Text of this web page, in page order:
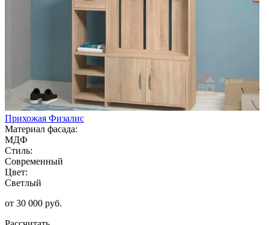
Прихожая Физалис
Материал фасада:
МДФ
Стиль:
Современный
Цвет:
Светлый
от 30 000 руб.